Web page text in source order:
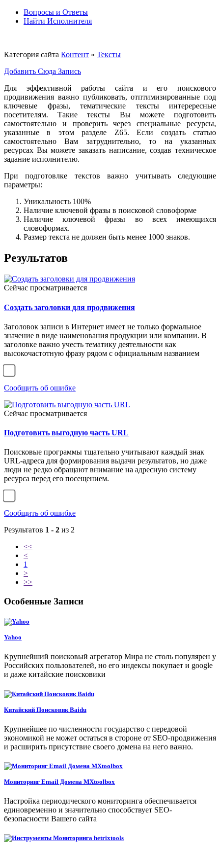
Вопросы и Ответы
Найти Исполнителя
Категория сайта Контент » Тексты
Добавить Сюда Запись
Для эффективной работы сайта и его поискового
продивижения важно публиковать, отптимизированные под
ключевые фразы, тематические тексты интерересные
посетителям. Такие тексты Вы можете подготовить
самостоятельно и проверить через специальные ресурсы,
указанные в этом разделе Z65. Если создать статью
самостоятельно Вам затруднительно, то на указанных
ресурсах Вы можете заказать написание, создав техническое
задание исполнителю.
При подготовлке текстов важно учитывать следующие
параметры:
Уникальность 100%
Наличие ключевой фразы в поисковой словоформе
Наличие ключевой фразы во всех имеющихся
словоформах.
Размер текста не должен быть менее 1000 знаков.
Результатов
Сейчас просматривается
Создать заголовки для продвижения
Заголовок записи в Интернет имеет не только формальное
значение в виде наименования продукции или компании. В
заголовке важно учесть тематику деятельности как
высокочастотную фразу рядом с официальным названием
Сообщить об ошибке
Сейчас просматривается
Подготовить выгодную часть URL
Поисковые программы тщательно учитывают каждый знак
URL-адреса для формирования выдачи результатов, но даже
люди не редко обращают внимание на адресную систему
ресурса перед его посещением.
Сообщить об ошибке
Результатов 1 - 2 из 2
<<
<
1
>
>>
Особенные Записи
Yahoo
Крупнейший поисковый агрегатор Мира не столь популярен у
Российских пользователей, но его индексы покупает и google
и даже китайские поисковики
Китайский Поисковик Baidu
Крупнейшее по численности государство с передовой
экономикой не может остаться в стороне от SEO-продвижения
и расширить присутствие своего домена на него важно.
Мониторинг Email Домена MXtoolbox
Настройка периодического мониторинга обеспечивается
единовременно и значительно способствует SEO-
безопасности Вашего сайта